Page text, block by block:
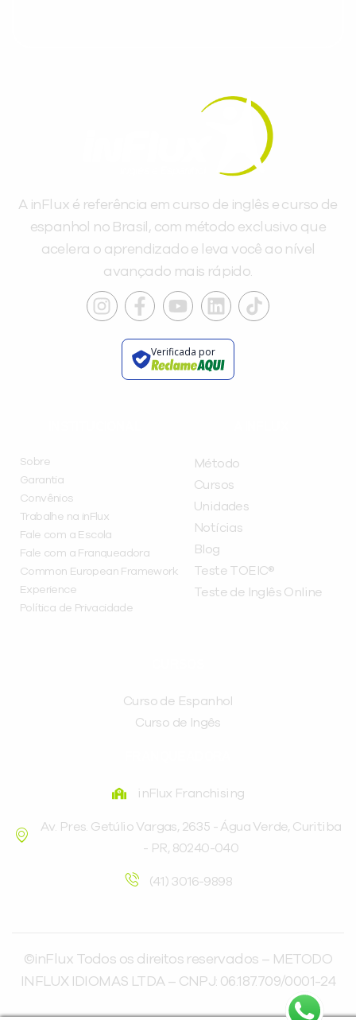
A inFlux é referência em curso de inglês e curso de
espanhol no Brasil, com método exclusivo que
acelera o aprendizado e leva você ao nível
avançado mais rápido.
Verificada por
Sobre
Garantia
Convênios
Trabalhe na inFlux
Fale com a Escola
Fale com a Franqueadora
Common European Framework
Experience
Política de Privacidade
Método
Cursos
Unidades
Notícias
Blog
Teste TOEIC®
Teste de Inglês Online
Curso de Espanhol
Curso de Ingês
inFlux Franchising
Av. Pres. Getúlio Vargas, 2635 - Água Verde, Curitiba
- PR, 80240-040
(41) 3016-9898
©inFlux Todos os direitos reservados – METODO
INFLUX IDIOMAS LTDA – CNPJ: 06.187.709/0001-24